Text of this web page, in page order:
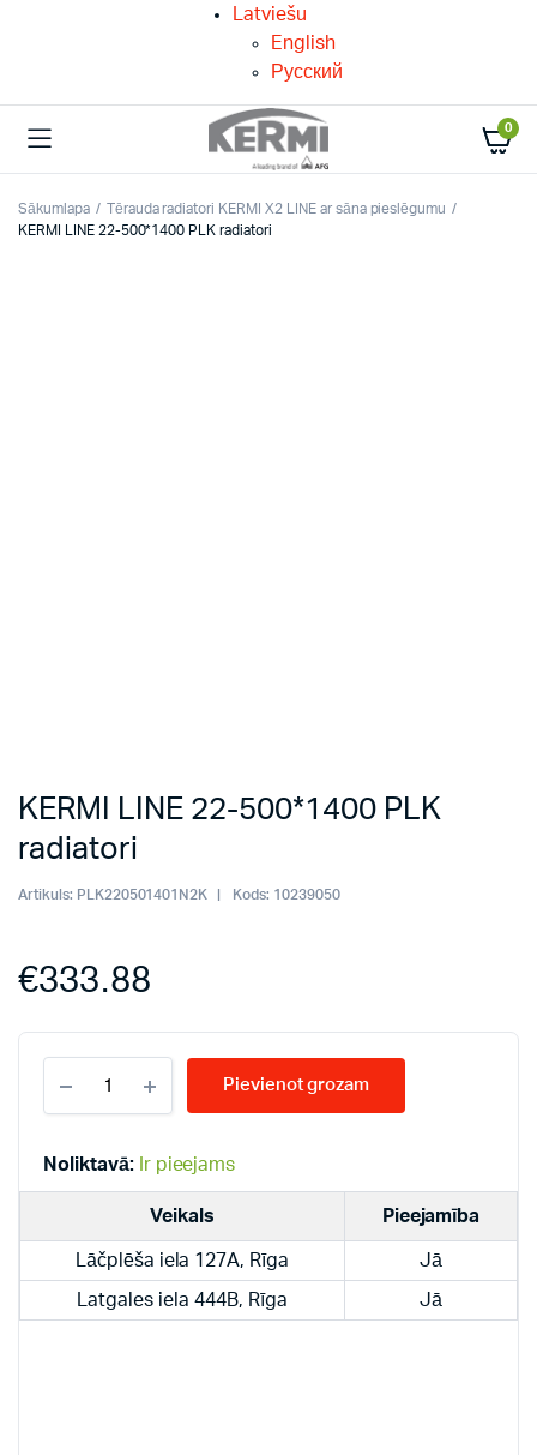
Latviešu
English
Русский
0
Sākumlapa
Tērauda radiatori KERMI X2 LINE ar sāna pieslēgumu
KERMI LINE 22-500*1400 PLK radiatori
KERMI LINE 22-500*1400 PLK
radiatori
Artikuls: PLK220501401N2K Kods: 10239050
€333.88
LINE
22-
PLK
Pievienot grozam
Noliktavā: Ir pieejams
Veikals Pieejamība
Lāčplēša iela 127A, Rīga Jā
Latgales iela 444B, Rīga Jā